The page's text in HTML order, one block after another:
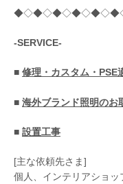
-SERVICE-
■ 修理・カスタム・PSE
■ 海外ブランド照明のお
■ 設置工事
[主な依頼先さま]
個人、インテリアショ